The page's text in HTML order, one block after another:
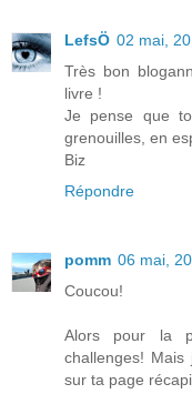
LefsÖ 02 mai,
Très bon
livre !
Je pense que
grenouilles, en
Biz
Répondre
pomm 06 mai,
Coucou!
Alors pour la
challenges!
sur ta page